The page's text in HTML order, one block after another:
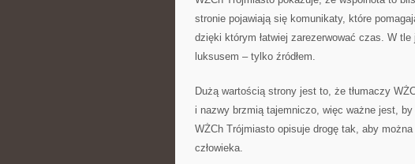
stronie pojawiają się komunikaty, które
dzięki którym łatwiej zarezerwować czas. W
luksusem – tylko źródłem.
Dużą wartością strony jest to, że tłumaczy
i nazwy brzmią tajemniczo, więc ważne jest,
WŻCh Trójmiasto opisuje drogę tak, aby
człowieka.